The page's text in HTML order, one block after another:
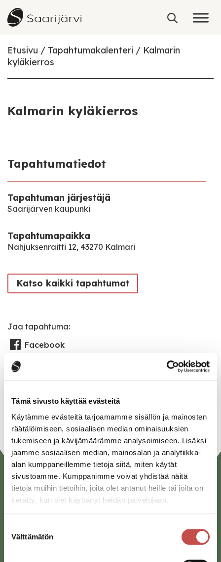
Tämä sivusto käyttää evästeitä
Käytämme evästeitä tarjoamamme sisällön ja mainosten
räätälöimiseen, sosiaalisen median ominaisuuksien
tukemiseen ja kävijämäärämme analysoimiseen. Lisäksi
jaamme sosiaalisen median, mainosalan ja analytiikka-
alan kumppaneillemme tietoja siitä, miten käytät
sivustoamme. Kumppanimme voivat yhdistää näitä
tietoja muihin tietoihin, joita olet antanut heille tai joita on
kerätty, kun olet käyttänyt heidän palvelujaan.
valinta
Välttämätön
Skip to content
Etusivu Tapahtumakalenteri
Kalmarin
kyläkierros
Kalmarin kyläkierros
Tapahtumatiedot
Tapahtuman järjestäjä
Saarijärven kaupunki
Tapahtumapaikka
Nahjuksenraitti 12, 43270 Kalmari
Katso kaikki tapahtumat
Jaa tapahtuma:
Facebook
URL